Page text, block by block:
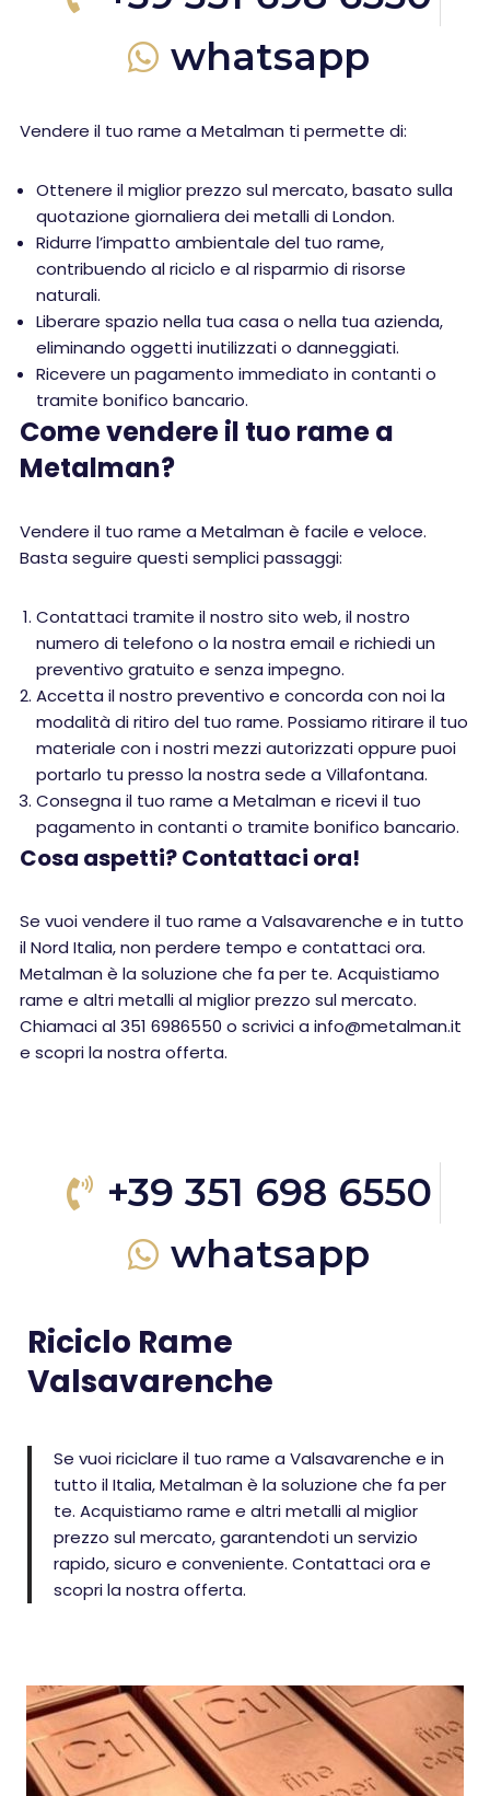
whatsapp
Vendere il tuo rame a Metalman ti permette di:
Ottenere il miglior prezzo sul mercato, basato sulla
quotazione giornaliera dei metalli di London.
Ridurre l’impatto ambientale del tuo rame,
contribuendo al riciclo e al risparmio di risorse
naturali.
Liberare spazio nella tua casa o nella tua azienda,
eliminando oggetti inutilizzati o danneggiati.
Ricevere un pagamento immediato in contanti o
tramite bonifico bancario.
Come vendere il tuo rame a
Metalman?
Vendere il tuo rame a Metalman è facile e veloce.
Basta seguire questi semplici passaggi:
Contattaci tramite il nostro sito web, il nostro
numero di telefono o la nostra email e richiedi un
preventivo gratuito e senza impegno.
Accetta il nostro preventivo e concorda con noi la
modalità di ritiro del tuo rame. Possiamo ritirare il tuo
materiale con i nostri mezzi autorizzati oppure puoi
portarlo tu presso la nostra sede a Villafontana.
Consegna il tuo rame a Metalman e ricevi il tuo
pagamento in contanti o tramite bonifico bancario.
Cosa aspetti? Contattaci ora!
Se vuoi vendere il tuo rame a Valsavarenche e in tutto
il Nord Italia, non perdere tempo e contattaci ora.
Metalman è la soluzione che fa per te. Acquistiamo
rame e altri metalli al miglior prezzo sul mercato.
Chiamaci al 351 6986550 o scrivici a info@metalman.it
e scopri la nostra offerta.
+39 351 698 6550
whatsapp
Riciclo Rame
Valsavarenche
Se vuoi riciclare il tuo rame a Valsavarenche e in
tutto il Italia, Metalman è la soluzione che fa per
te. Acquistiamo rame e altri metalli al miglior
prezzo sul mercato, garantendoti un servizio
rapido, sicuro e conveniente. Contattaci ora e
scopri la nostra offerta.